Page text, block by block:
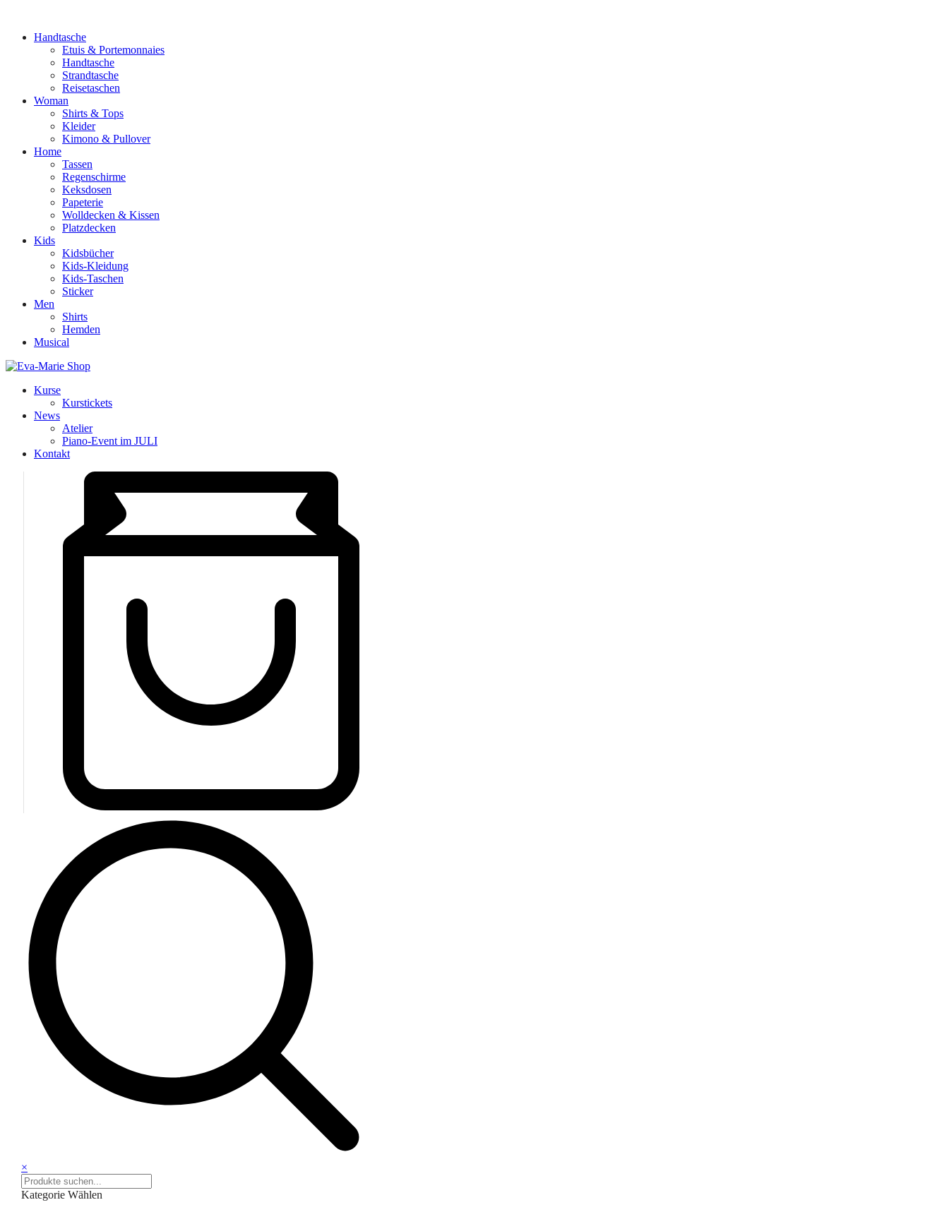
Handtasche
Etuis & Portemonnaies
Handtasche
Strandtasche
Reisetaschen
Woman
Shirts & Tops
Kleider
Kimono & Pullover
Home
Tassen
Regenschirme
Keksdosen
Papeterie
Wolldecken & Kissen
Platzdecken
Kids
Kidsbücher
Kids-Kleidung
Kids-Taschen
Sticker
Men
Shirts
Hemden
Musical
Kurse
Kurstickets
News
Atelier
Piano-Event im JULI
Kontakt
×
Kategorie Wählen